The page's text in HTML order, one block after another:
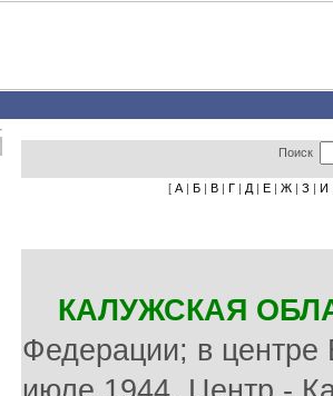
Поиск
[ А | Б | В | Г | Д | Е | Ж | З | И
КАЛУЖСКАЯ
Федерации; в центре